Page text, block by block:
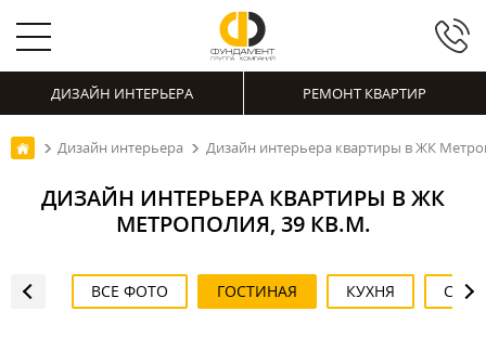
ДИЗАЙН ИНТЕРЬЕРА РЕМОНТ КВАРТИР
Дизайн интерьера Дизайн интерьера квартиры в ЖК
ДИЗАЙН ИНТЕРЬЕРА КВАРТИРЫ В ЖК
МЕТРОПОЛИЯ, 39 КВ.М.
ВСЕ ФОТО ГОСТИНАЯ КУХНЯ